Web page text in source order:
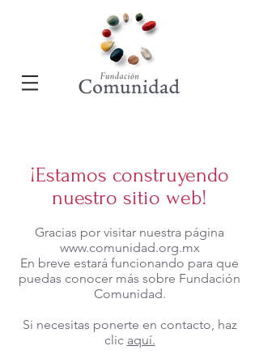
¡Estamos construyendo
nuestro sitio web!
Gracias por visitar nuestra página
www.comunidad.org.mx
En breve estará funcionando para que
puedas conocer más sobre Fundación
Comunidad.
Si necesitas ponerte en contacto, haz
clic aquí.